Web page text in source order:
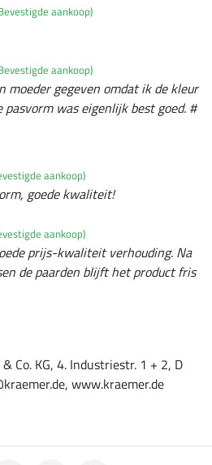
aankoop)
aankoop)
moeder gegeven omdat ik de kleur
was eigenlijk best goed. #
aankoop)
goede kwaliteit!
aankoop)
prijs-kwaliteit verhouding. Na
de paarden blijft het product fris
Co. KG, 4. Industriestr. 1 + 2, D
www.kraemer.de